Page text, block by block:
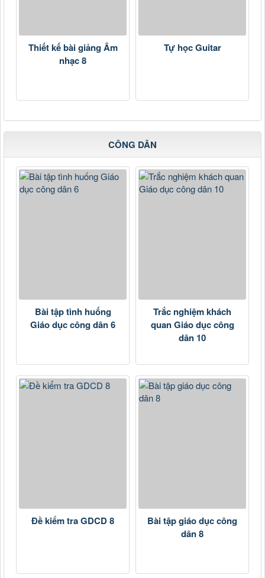
Thiết kế bài giảng Âm
nhạc 8
Tự học Guitar
CÔNG DÂN
Bài tập tình huống
Giáo dục công dân 6
Trắc nghiệm khách
quan Giáo dục công
dân 10
Đề kiểm tra GDCD 8
Bài tập giáo dục công
dân 8